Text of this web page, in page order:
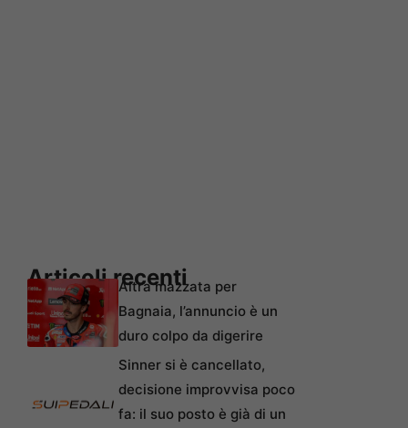
Articoli recenti
Altra mazzata per
Bagnaia, l’annuncio è un
duro colpo da digerire
Sinner si è cancellato,
decisione improvvisa poco
fa: il suo posto è già di un